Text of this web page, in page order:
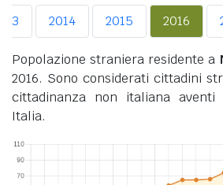
2014 2015 2016
Popolazione straniera residente a
2016. Sono considerati cittadini
cittadinanza non italiana
Italia.